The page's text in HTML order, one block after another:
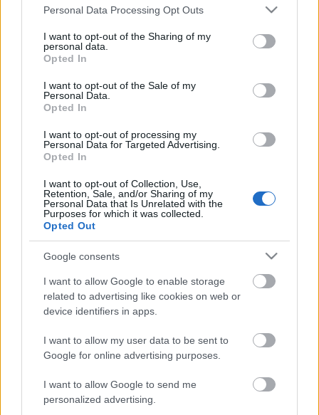
Please note that this website/app uses one or more Google
not limited to your visit or usage behaviour. You may click to
grant or deny consent to Google and its third-party tags to
use your data for below specified purposes in below Google
consent section.
Personal Data Processing Opt Outs
I want to opt-out of the Sharing of my
personal data.
Opted In
I want to opt-out of the Sale of my
Personal Data.
Opted In
I want to opt-out of processing my
Personal Data for Targeted Advertising.
Opted In
I want to opt-out of Collection, Use,
Retention, Sale, and/or Sharing of my
Personal Data that Is Unrelated with the
Purposes for which it was collected.
Opted Out
Google consents
I want to allow Google to enable storage
related to advertising like cookies on web or
device identifiers in apps.
I want to allow my user data to be sent to
Google for online advertising purposes.
I want to allow Google to send me
personalized advertising.
ZÁRT A DOMBOS FEST
VECSEI H. MIKLÓS A ZSÁMBÉKI NYÁRI
https://kulturpart.hu/api/trackback/id/7831380
Kommentek:
minősülnek, értük a szolgáltatás technikaiüzemeltetője semmilyen felelősséget
nem vállal, azokat nem ellenőrzi. Kifogás esetén forduljon a blog szerkesztőjéhez.